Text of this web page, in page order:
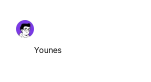
Younes